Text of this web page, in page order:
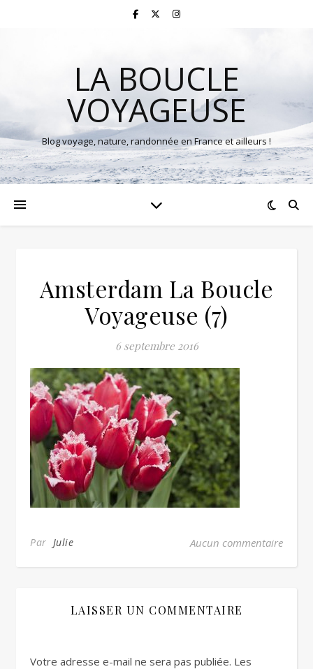
LA BOUCLE
VOYAGEUSE
Blog voyage, nature, randonnée en France et ailleurs !
Amsterdam La Boucle
Voyageuse (7)
6 septembre 2016
Par Julie Aucun commentaire
LAISSER UN COMMENTAIRE
Votre adresse e-mail ne sera pas publiée. Les